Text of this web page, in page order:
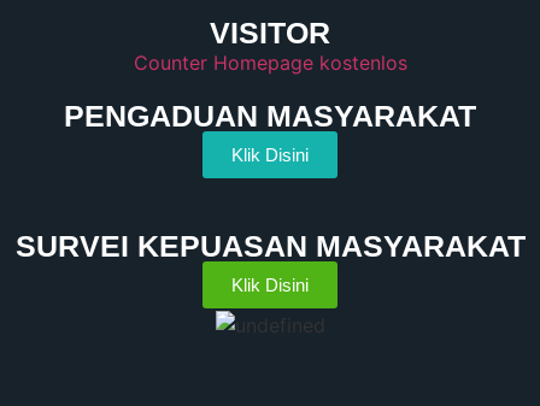
VISITOR
Counter Homepage kostenlos
PENGADUAN MASYARAKAT
Klik Disini
SURVEI KEPUASAN MASYARAKAT
Klik Disini